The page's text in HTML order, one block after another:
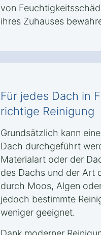
von
ihres Zuhauses
Für jedes Dach in
richtige Reinigung
Grundsätzlich kann
Dach durchgeführt
Materialart oder der
des Dachs und der Art
durch Moos, Algen
jedoch bestimmte
weniger geeignet.